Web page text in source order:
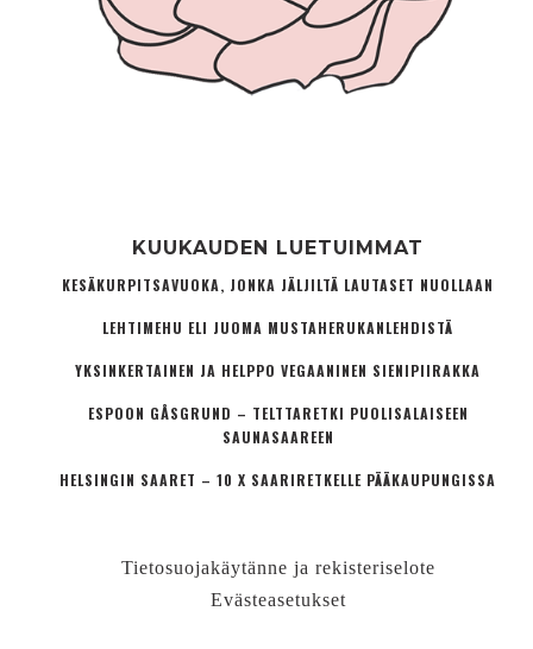
KUUKAUDEN LUETUIMMAT
KESÄKURPITSAVUOKA, JONKA JÄLJILTÄ LAUTASET NUOLLAAN
LEHTIMEHU ELI JUOMA MUSTAHERUKANLEHDISTÄ
YKSINKERTAINEN JA HELPPO VEGAANINEN SIENIPIIRAKKA
ESPOON GÅSGRUND – TELTTARETKI PUOLISALAISEEN
SAUNASAAREEN
HELSINGIN SAARET – 10 X SAARIRETKELLE PÄÄKAUPUNGISSA
Tietosuojakäytänne ja rekisteriselote
Evästeasetukset